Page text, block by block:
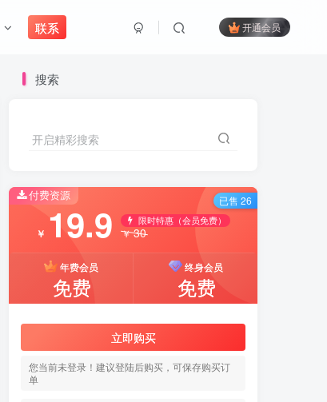
联系 开通会员
搜索
开启精彩搜索
付费资源
￥ 19.9 限时特惠（会员免费）
￥30
年费会员
免费
终身会员
免费
立即购买
您当前未登录！建议登陆后购买，可保存购买订
单
已售 26